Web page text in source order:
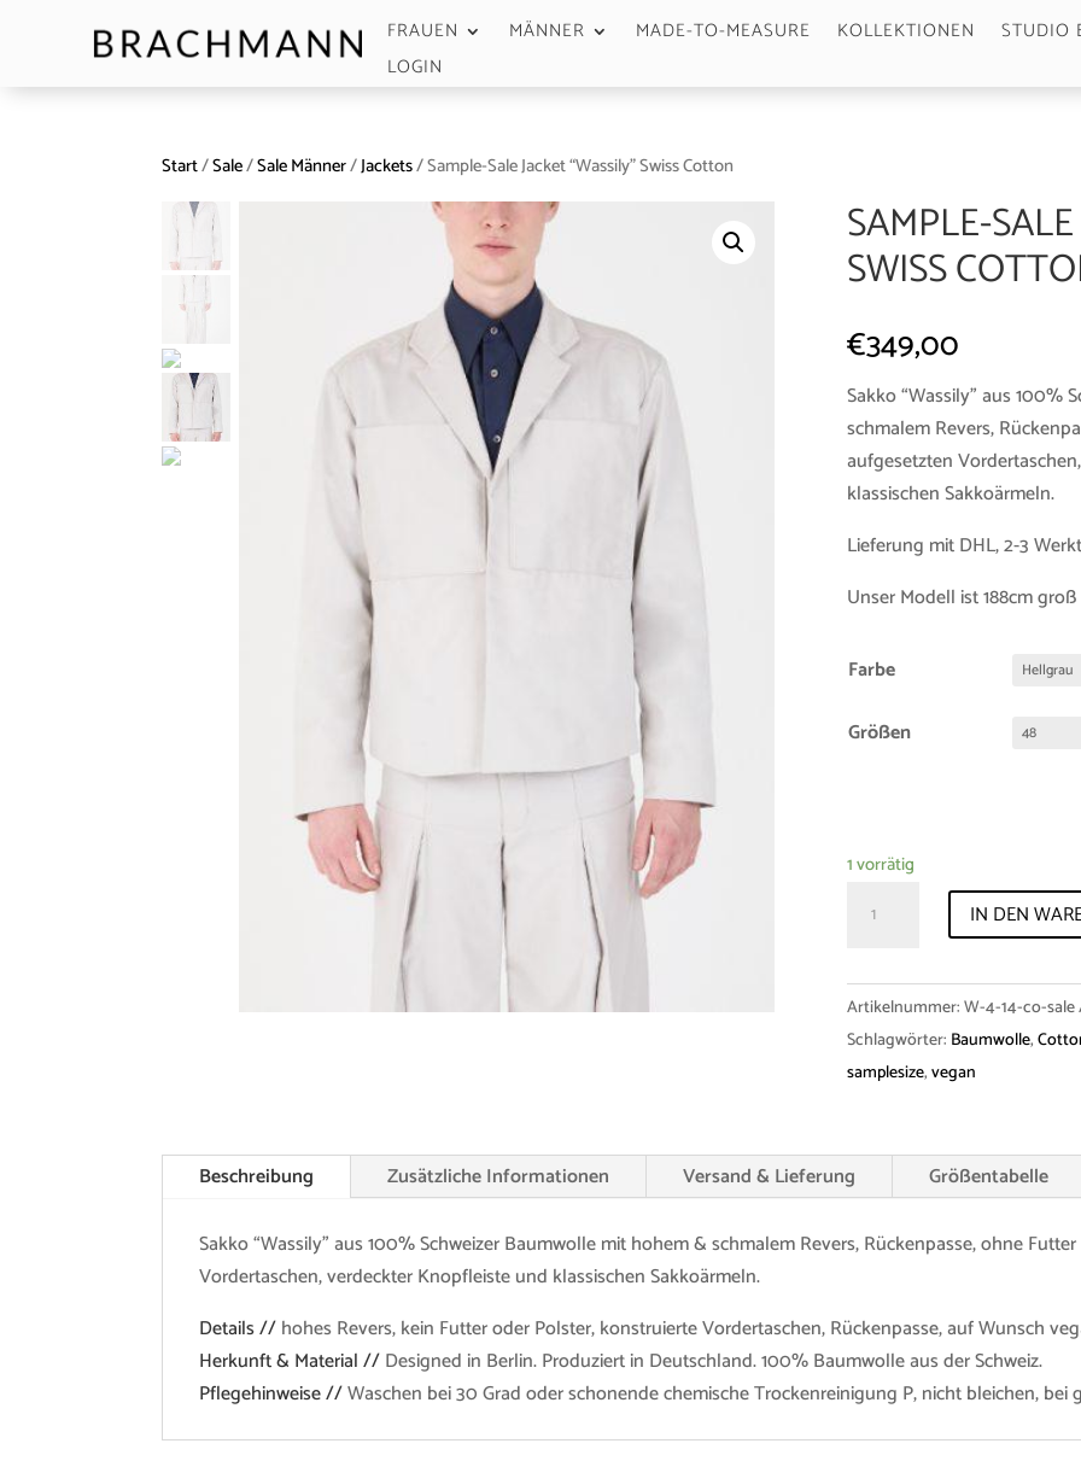
FRAUEN MÄNNER MADE-TO-MEASURE KOLLEKTIONEN
STUDIO
LOGIN
Start/Sale/Sale Männer/Jackets/ Sample-Sale Jacket “Wassily” Swiss Cotton
SAMPLE-
SWISS
€349,00
Sakko “Wassily” aus 100%
schmalem Revers,
aufgesetzten
klassischen Sakkoärmeln.
Lieferung mit DHL, 2-3
Unser Modell ist 188cm
Farbe
Größen
1 vorrätig
Sale
"Wassily"
Swiss
Cotton
Menge
IN DEN
Artikelnummer:W-4-14-co-sale
Schlagwörter: Baumwolle,
samplesize,vegan
Beschreibung Zusätzliche Informationen Versand & Lieferung Größentabelle
Sakko “Wassily” aus 100% Schweizer Baumwolle mit hohem & schmalem Revers, Rückenpasse, ohne
Vordertaschen, verdeckter Knopfleiste und klassischen Sakkoärmeln.
Details //hohes Revers, kein Futter oder Polster, konstruierte Vordertaschen, Rückenpasse, auf Wunsch
Herkunft & Material //Designed in Berlin. Produziert in Deutschland. 100% Baumwolle aus der Schweiz.
Pflegehinweise //Waschen bei 30 Grad oder schonende chemische Trockenreinigung P, nicht bleichen, bei